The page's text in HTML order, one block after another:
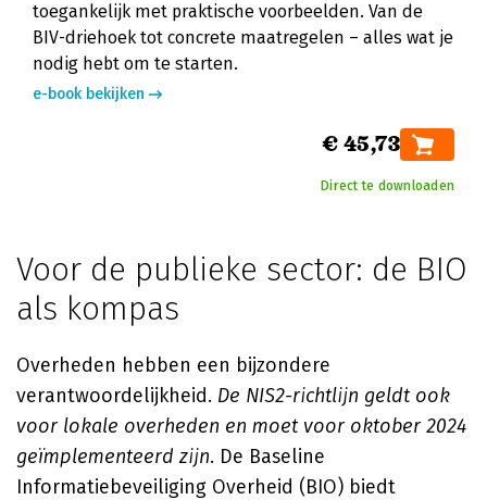
toegankelijk met praktische voorbeelden. Van de
BIV-driehoek tot concrete maatregelen – alles wat je
nodig hebt om te starten.
e-book bekijken
€ 45,73
Direct te downloaden
Voor de publieke sector: de BIO
als kompas
Overheden hebben een bijzondere
verantwoordelijkheid. De NIS2-richtlijn geldt ook
voor lokale overheden en moet voor oktober 2024
geïmplementeerd zijn. De Baseline
Informatiebeveiliging Overheid (BIO) biedt